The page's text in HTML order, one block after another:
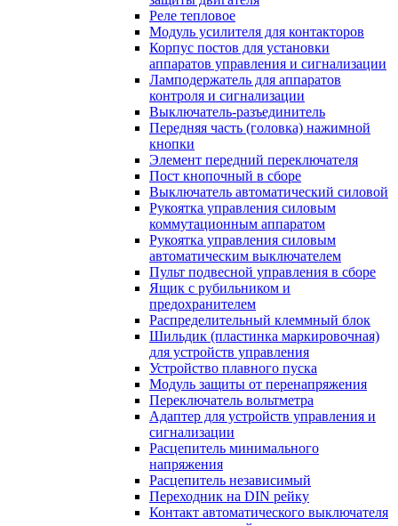
Реле тепловое
Модуль усилителя для контакторов
Корпус постов для установки
аппаратов управления и сигнализации
Ламподержатель для аппаратов
контроля и сигнализации
Выключатель-разъединитель
Передняя часть (головка) нажимной
кнопки
Элемент передний переключателя
Пост кнопочный в сборе
Выключатель автоматический силовой
Рукоятка управления силовым
коммутационным аппаратом
Рукоятка управления силовым
автоматическим выключателем
Пульт подвесной управления в сборе
Ящик с рубильником и
предохранителем
Распределительный клеммный блок
Шильдик (пластинка маркировочная)
для устройств управления
Устройство плавного пуска
Модуль защиты от перенапряжения
Переключатель вольтметра
Адаптер для устройств управления и
сигнализации
Расцепитель минимального
напряжения
Расцепитель независимый
Переходник на DIN рейку
Контакт автоматического выключателя